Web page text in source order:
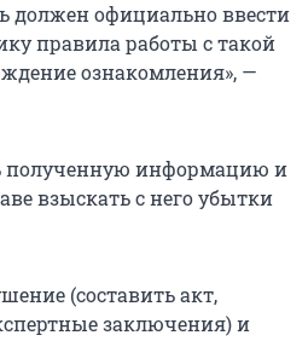
должен официально ввести
правила работы с такой
ознакомления», —
полученную информацию и
взыскать с него убытки
(составить акт,
заключения) и